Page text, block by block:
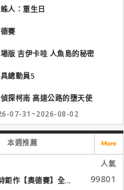
人：重生日
賽
版 吉伊卡哇 人魚島的秘密
總動員5
探柯南 高速公路的墮天使
07-31~2026-08-02
本週推薦
人氣
鉅作【奧德賽】全...
99801